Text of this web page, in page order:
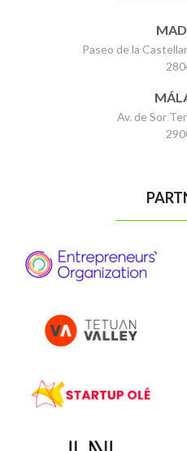
Paseo de la
Av. de Sor